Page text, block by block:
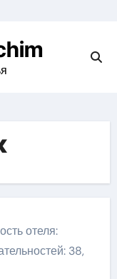
отеля:
38,